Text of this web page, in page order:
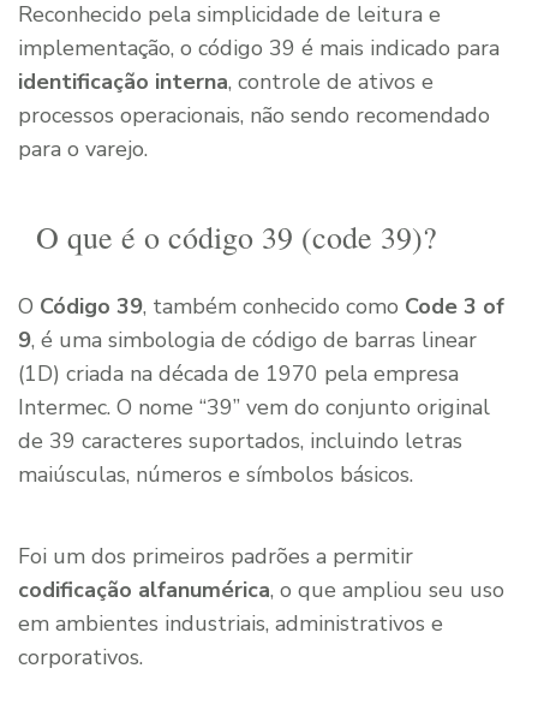
Reconhecido pela simplicidade de leitura e
implementação, o código 39 é mais indicado para
identificação interna, controle de ativos e
processos operacionais, não sendo recomendado
para o varejo.
O que é o código 39 (code 39)?
O Código 39, também conhecido como Code 3 of
9, é uma simbologia de código de barras linear
(1D) criada na década de 1970 pela empresa
Intermec. O nome “39” vem do conjunto original
de 39 caracteres suportados, incluindo letras
maiúsculas, números e símbolos básicos.
Foi um dos primeiros padrões a permitir
codificação alfanumérica, o que ampliou seu uso
em ambientes industriais, administrativos e
corporativos.